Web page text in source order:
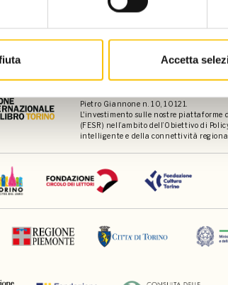
Accetta
Associazione culturale Torino, la Città
Pietro Giannone n. 10, 10121.
L'investimento sulle nostre piattaforme
(FESR) nell’ambito dell’Obiettivo di
intelligente e della connettività